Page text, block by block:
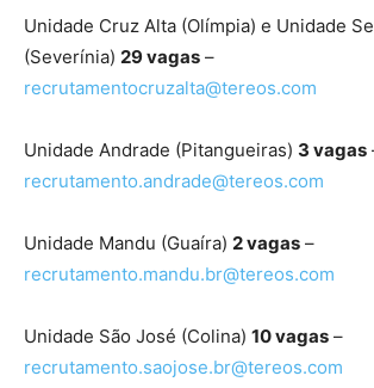
Unidade Cruz Alta (Olímpia) e Unidade
(Severínia) 29 vagas –
recrutamentocruzalta@tereos.com
Unidade Andrade (Pitangueiras) 3 vagas
recrutamento.andrade@tereos.com
Unidade Mandu (Guaíra) 2 vagas –
recrutamento.mandu.br@tereos.com
Unidade São José (Colina) 10 vagas –
recrutamento.saojose.br@tereos.com